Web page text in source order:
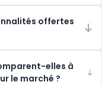
offertes
elles à
le marché ?